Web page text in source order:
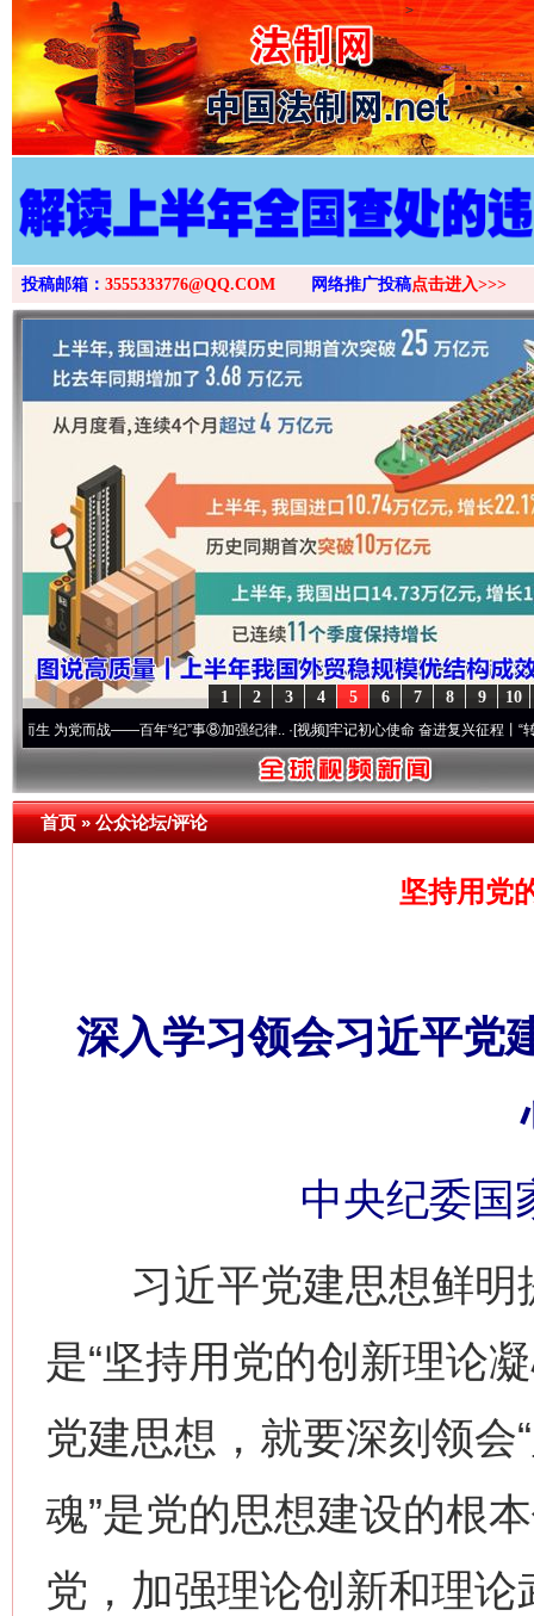
>
投稿邮箱： 3555333776@QQ.COM 网络推广投稿点击进入>>>
10
9
8
7
6
5
4
3
2
1
而战——百年“纪”事⑧加强纪律..·[视频]牢记初心使命 奋进复兴征程丨“转折之城”激
首页»公众论坛/评论
坚持用党
深入学习领会习近平党
中央纪委国
习近平党建思想鲜明
是“坚持用党的创新理论
党建思想，就要深刻领
魂”是党的思想建设的根
党，加强理论创新和理